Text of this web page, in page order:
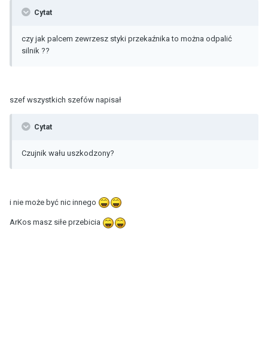
Cytat
czy jak palcem zewrzesz styki przekaźnika to można odpalić
silnik ??
szef wszystkich szefów napisał
Cytat
Czujnik wału uszkodzony?
i nie może być nic innego
ArKos masz siłe przebicia